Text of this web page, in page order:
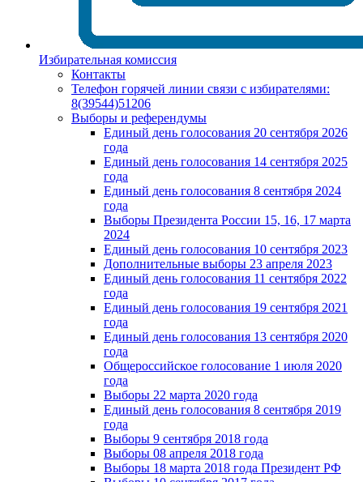
Избирательная комиссия
Контакты
Телефон горячей линии связи с избирателями:
8(39544)51206
Выборы и референдумы
Единый день голосования 20 сентября 2026
года
Единый день голосования 14 сентября 2025
года
Единый день голосования 8 сентября 2024
года
Выборы Президента России 15, 16, 17 марта
2024
Единый день голосования 10 сентября 2023
Дополнительные выборы 23 апреля 2023
Единый день голосования 11 сентября 2022
года
Единый день голосования 19 сентября 2021
года
Единый день голосования 13 сентября 2020
года
Общероссийское голосование 1 июля 2020
года
Выборы 22 марта 2020 года
Единый день голосования 8 сентября 2019
года
Выборы 9 сентября 2018 года
Выборы 08 апреля 2018 года
Выборы 18 марта 2018 года Президент РФ